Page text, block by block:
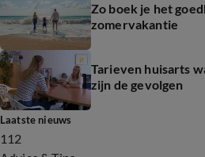
Zo boek je het
zomervakantie
Tarieven huisarts
zijn de gevolgen
Laatste nieuws
112